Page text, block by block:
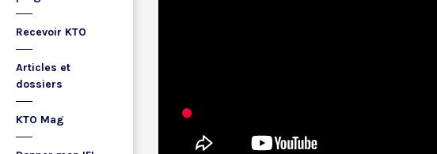
Recevoir KTO
Articles et
dossiers
KTO Mag